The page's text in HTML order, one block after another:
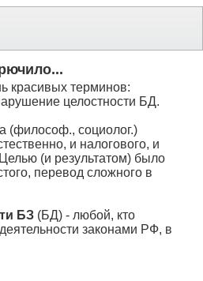
красивых терминов:
целостности БД.
(философ., социолог.)
и налогового, и
(и результатом) было
перевод сложного в
БЗ (БД) - любой, кто
законами РФ, в